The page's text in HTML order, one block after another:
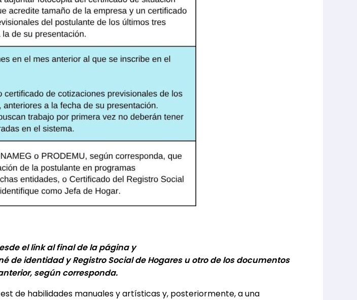
el link al final de la página y
de identidad y Registro Social de Hogares u otro de los documentos
según corresponda.
de habilidades manuales y artísticas y, posteriormente, a una